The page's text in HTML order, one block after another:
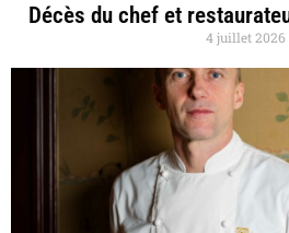
Décès du chef et
4 juillet 2026